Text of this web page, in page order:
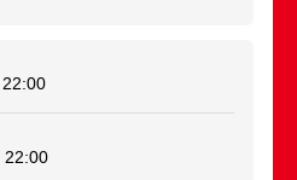
22:00
22:00